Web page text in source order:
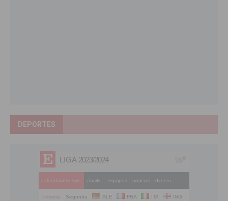
DEPORTES